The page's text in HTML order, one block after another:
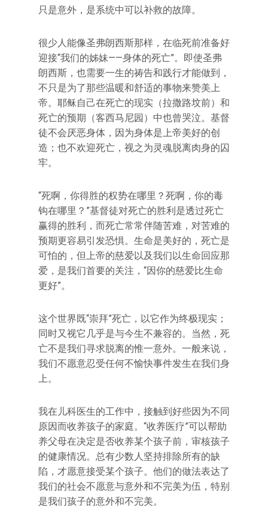
只是意外，是系统中可以补救的故障。
很少人能像圣弗朗西斯那样，在临死前准备好
迎接“我们的姊妹——身体的死亡”。即使圣弗
朗西斯，也需要一生的祷告和践行才能做到，
不只是为了那些温暖和舒适的事物来赞美上
帝。耶稣自己在死亡的现实（拉撒路坟前）和
死亡的预期（客西马尼园）中也曾哭泣。基督
徒不会厌恶身体，因为身体是上帝美好的创
造；也不欢迎死亡，视之为灵魂脱离肉身的囚
牢。
“死啊，你得胜的权势在哪里？死啊，你的毒
钩在哪里？”基督徒对死亡的胜利是透过死亡
赢得的胜利，而死亡常常伴随苦难，对苦难的
预期更容易引发恐惧。生命是美好的，死亡是
可怕的，但上帝的慈爱以及我们以生命回应那
爱，是我们首要的关注，“因你的慈爱比生命
更好”。
这个世界既“崇拜”死亡，以它作为终极现实；
同时又视它几乎是与今生不兼容的。当然，死
亡不是我们寻求脱离的惟一意外。一般来说，
我们不愿意忍受任何不愉快事件发生在我们身
上。
我在儿科医生的工作中，接触到好些因为不同
原因而收养孩子的家庭。“收养医疗”可以帮助
养父母在决定是否收养某个孩子前，审核孩子
的健康情况。总有少数人坚持排除所有的缺
陷，才愿意接受某个孩子。他们的做法表达了
我们的社会不愿意与意外和不完美为伍，特别
是我们孩子的意外和不完美。